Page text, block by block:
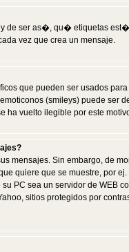
de ser as�, qu� etiquetas
vez que crea un mensaje.
que pueden ser usados
(smileys) puede
ha vuelto ilegible por este
mensajes. Sin embargo, de
quiere que se muestre, por
PC sea un servidor de
sitios protegidos por